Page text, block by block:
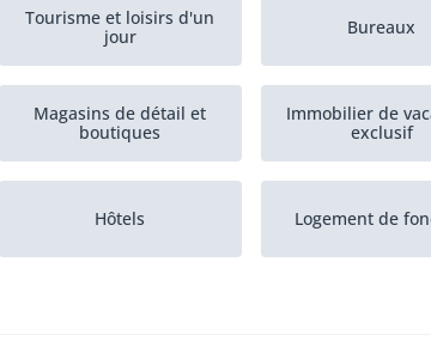
Tourisme et loisirs d'un
jour
Bureaux
Magasins de détail et
boutiques
Immobilier de
exclusif
Hôtels Logement de